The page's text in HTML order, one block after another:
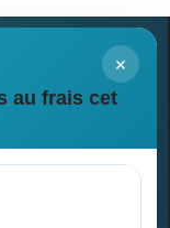
×
au frais cet
offres spéciales